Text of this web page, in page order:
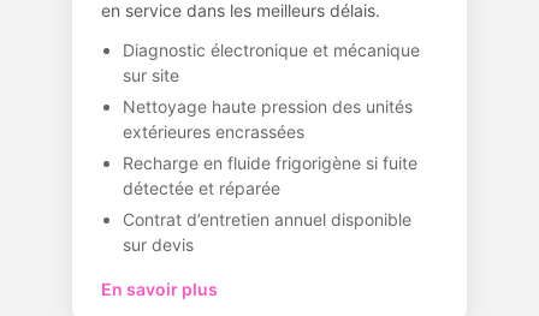
en service dans les meilleurs délais.
Diagnostic électronique et mécanique
sur site
Nettoyage haute pression des unités
extérieures encrassées
Recharge en fluide frigorigène si fuite
détectée et réparée
Contrat d’entretien annuel disponible
sur devis
En savoir plus